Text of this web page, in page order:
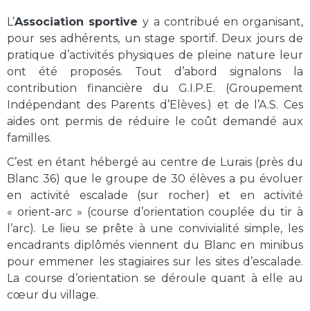
L’Association sportivey a contribué en organisant,
pour ses adhérents, un stage sportif. Deux jours de
pratique d’activités physiques de pleine nature leur
ont été proposés. Tout d’abord signalons la
contribution financière du G.I.P.E. (Groupement
Indépendant des Parents d’Elèves.) et de l’A.S. Ces
aides ont permis de réduire le coût demandé aux
familles.
C’est en étant hébergé au centre de Lurais (près du
Blanc 36) que le groupe de 30 élèves a pu évoluer
en activité escalade (sur rocher) et en activité
« orient-arc » (course d’orientation couplée du tir à
l’arc). Le lieu se prête à une convivialité simple, les
encadrants diplômés viennent du Blanc en minibus
pour emmener les stagiaires sur les sites d’escalade.
La course d’orientation se déroule quant à elle au
cœur du village.